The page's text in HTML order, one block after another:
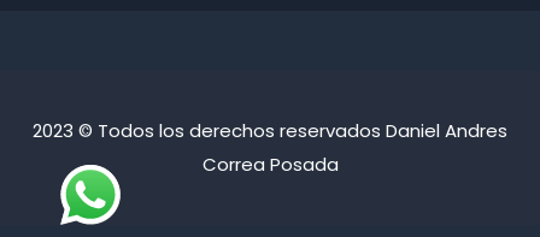
2023 © Todos los derechos reservados Daniel Andres
Correa Posada